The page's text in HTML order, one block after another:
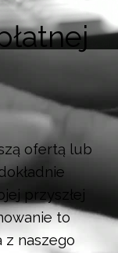
ofertą lub
przyszłej
to
z naszego